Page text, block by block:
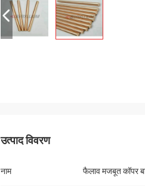
उत्पाद विवरण
नाम फैलाव मजबूत कॉपर